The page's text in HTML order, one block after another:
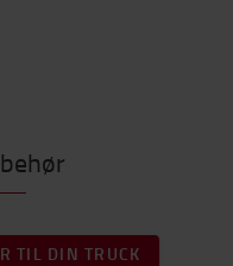
TIL DIN TRUCK